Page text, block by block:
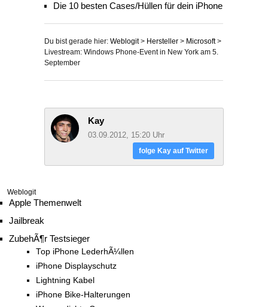
Die 10 besten Cases/Hüllen für dein iPhone
Du bist gerade hier: Weblogit> Hersteller > Microsoft>
Livestream: Windows Phone-Event in New York am 5.
September
Kay
03.09.2012, 15:20 Uhr
folge Kay auf Twitter
Weblogit
Apple Themenwelt
Jailbreak
ZubehÃ¶r Testsieger
Top iPhone LederhÃ¼llen
iPhone Displayschutz
Lightning Kabel
iPhone Bike-Halterungen